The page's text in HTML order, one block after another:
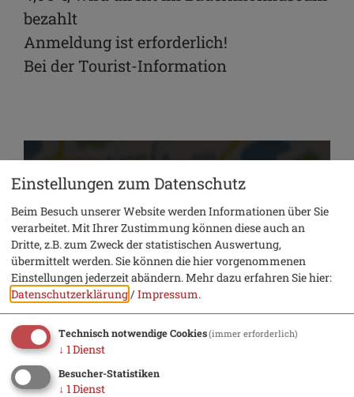
bezahlt
Anmeldung ist erforderlich!
Bei der Tourist-Information
Möchten Sie von „OpenStreetMap/Leaflet“
bereitgestellte externe Inhalte laden?
Ja Immer
Treffpunkt: Echendorf 11, 93339
Riedenburg
92339 Beilngries
Einstellungen zum Datenschutz
Beim Besuch unserer Website werden Informationen über Sie
verarbeitet. Mit Ihrer Zustimmung können diese auch an
Dritte, z.B. zum Zweck der statistischen Auswertung,
übermittelt werden. Sie können die hier vorgenommenen
Einstellungen jederzeit abändern.Mehr dazu erfahren Sie hier:
Datenschutzerklärung/Impressum.
Technisch notwendige Cookies(immer erforderlich)
↓ 1 Dienst
Besucher-Statistiken
↓ 1 Dienst